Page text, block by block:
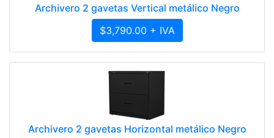
Archivero 2 gavetas Vertical metálico Negro
$3,790.00 + IVA
Archivero 2 gavetas Horizontal metálico Negro